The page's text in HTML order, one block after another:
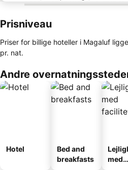
Prisniveau
Priser for billige hoteller i Magaluf
pr. nat.
Andre
Hotel
Bed and
breakfasts
med